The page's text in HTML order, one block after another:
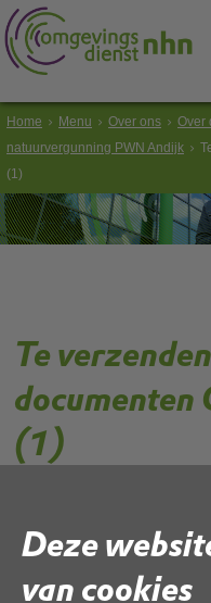
Deze
van cookies
Home Menu Over ons Over
natuurvergunning PWN Andijk
(1)
Te
(1)
Download ‘Te verzenden